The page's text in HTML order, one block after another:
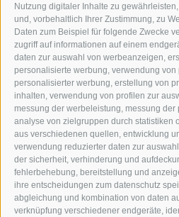
Nutzung digitaler Inhalte zu
und, vorbehaltlich Ihrer Zustimmung, zu
Daten zum Beispiel für folgende Zwecke
zugriff auf informationen auf einem
daten zur auswahl von werbeanzeigen,
personalisierte werbung, verwendung von
personalisierter werbung, erstellung von
inhalten, verwendung von profilen zur
messung der werbeleistung, messung
analyse von zielgruppen durch statistiken
aus verschiedenen quellen, entwicklung
verwendung reduzierter daten zur
der sicherheit, verhinderung und
fehlerbehebung, bereitstellung und
ihre entscheidungen zum datenschutz
abgleichung und kombination von daten
verknüpfung verschiedener endgeräte,
DER ERKER
NEUSTADT 20A
I-39049 STERZING
TEL.: +39 0472 766876
GRAFIK@DERERKER.IT
INFO@DERERKER.IT
DER ERKER
WERBEN IM ERKER
ONLINE-WERBUNG
SEPA-DAUERAUFTRAG
REGELN LESERKOMMENTARE